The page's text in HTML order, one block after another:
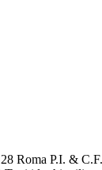
Roma P.I. &